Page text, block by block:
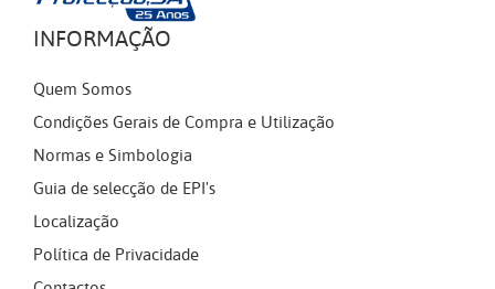
INFORMAÇÃO
Quem Somos
Condições Gerais de Compra e Utilização
Normas e Simbologia
Guia de selecção de EPI's
Localização
Política de Privacidade